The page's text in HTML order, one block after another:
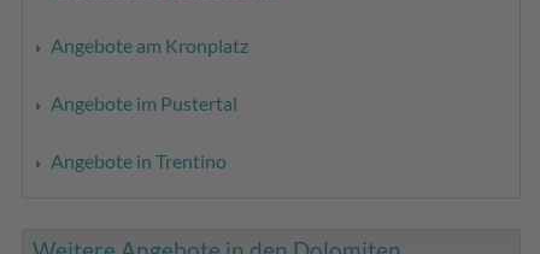
Angebote am Kronplatz
Angebote im Pustertal
Angebote in Trentino